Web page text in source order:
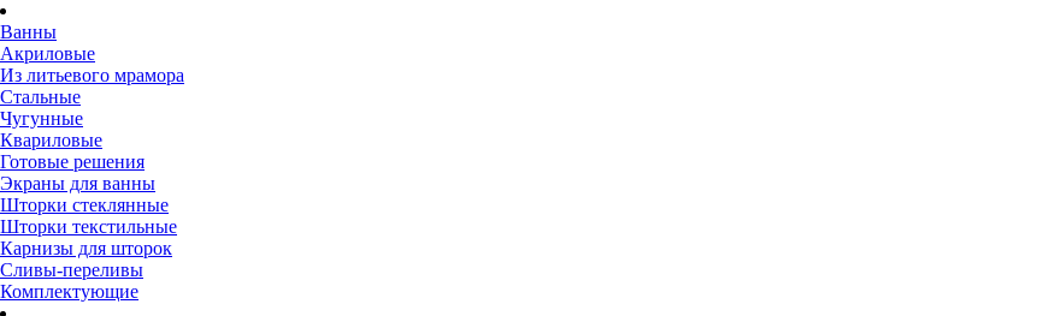
Ванны
Акриловые
Из литьевого мрамора
Стальные
Чугунные
Квариловые
Готовые решения
Экраны для ванны
Шторки стеклянные
Шторки текстильные
Карнизы для шторок
Сливы-переливы
Комплектующие